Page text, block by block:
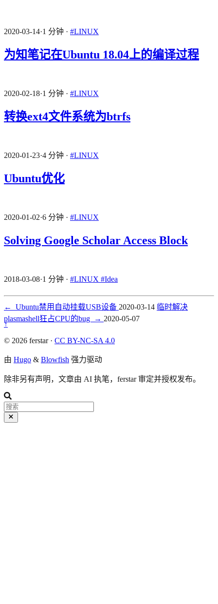
2020-03-14·1 分钟 · #LINUX
为知笔记在Ubuntu 18.04上的编译过程
2020-02-18·1 分钟 · #LINUX
转换ext4文件系统为btrfs
2020-01-23·4 分钟 · #LINUX
Ubuntu优化
2020-01-02·6 分钟 · #LINUX
Solving Google Scholar Access Block
2018-03-08·1 分钟 · #LINUX #Idea
← Ubuntu禁用自动挂载USB设备 2020-03-14 临时解决
plasmashell狂占CPU的bug
→ 2020-05-07
↑
© 2026 ferstar · CC BY-NC-SA 4.0
由 Hugo & Blowfish 强力驱动
除非另有声明，文章由 AI 执笔，ferstar 审定并授权发布。